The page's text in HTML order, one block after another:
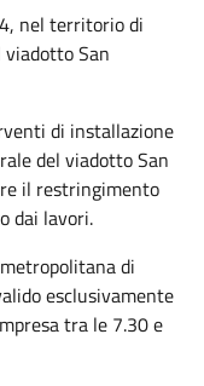
nel territorio di
San
di installazione
del viadotto San
il restringimento
dai lavori.
di
esclusivamente
tra le 7.30 e